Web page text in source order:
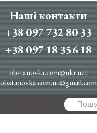
Наші контакти
+38 097 732 80 33
+38 097 18 356 18
obstanovka.com@ukr.net
obstanovka.com.ua@gmail.com